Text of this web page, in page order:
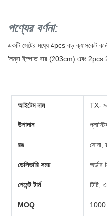
পণ্যের বর্ণনা:
একটি সেটের মধ্যে 4pcs বড় ক্যাসকেট
'লম্বা ইস্পাত বার (203cm) এবং
আইটেম নাম TX-
উপাদান
রঙ সোনা,
ডেলিভারি সময় অর্ডার
পেমেন্ট টার্ম টিটি,
MOQ 1000